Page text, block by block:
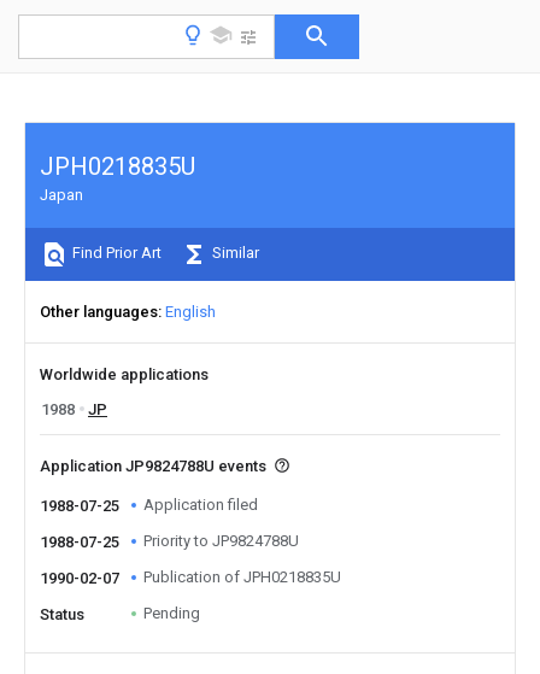
JPH0218835U
Japan
Find Prior Art Similar
Other languages English
Worldwide applications
1988
JP
Application JP9824788U events
1988-07-25 Application filed
1988-07-25 Priority to JP9824788U
1990-02-07 Publication of JPH0218835U
Status Pending